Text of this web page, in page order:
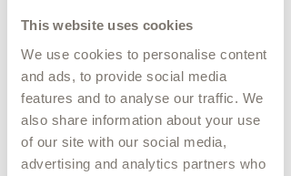
This website uses cookies
We use cookies to personalise content
and ads, to provide social media
features and to analyse our traffic. We
also share information about your use
of our site with our social media,
advertising and analytics partners who
Hardenberg, Netherlands
Deel dit evenement